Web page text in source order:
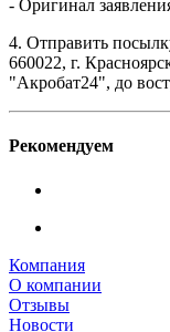
- Оригинал
4. Отправить
660022, г.
"Акробат24", до
Рекомендуем
Компания
О компании
Отзывы
Новости